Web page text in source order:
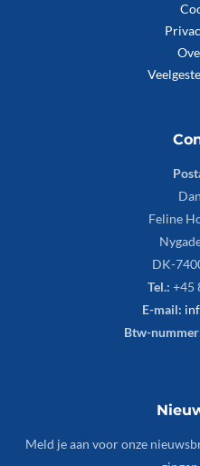
Feline
DK-
Tel.: +45
E-mail:
Btw-
Meld je aan voor onze